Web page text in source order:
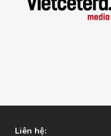
Liên hệ: